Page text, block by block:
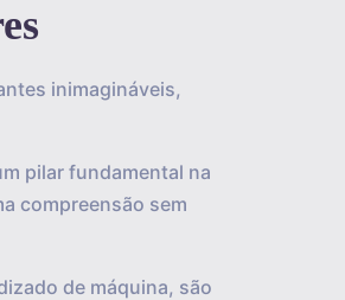
inimagináveis,
pilar fundamental na
compreensão sem
de máquina, são